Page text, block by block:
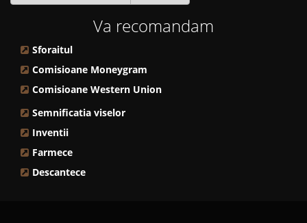
Va recomandam
Sforaitul
Comisioane Moneygram
Comisioane Western Union
Semnificatia viselor
Inventii
Farmece
Descantece